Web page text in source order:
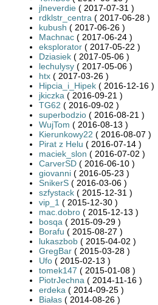
jlneverdie ( 2017-07-31 )
rdklstr_centra ( 2017-06-28 )
kubush ( 2017-06-26 )
Machnac ( 2017-06-24 )
eksplorator ( 2017-05-22 )
Dziasiek ( 2017-05-06 )
lechulysy ( 2017-05-06 )
htx ( 2017-03-26 )
Hipcia_i_Hipek ( 2016-12-16 )
jkiczka ( 2016-09-21 )
TG62 ( 2016-09-02 )
superbodzio ( 2016-08-21 )
WujTom ( 2016-08-13 )
Kierunkowy22 ( 2016-08-07 )
Pirat z Helu ( 2016-07-14 )
maciek_slon ( 2016-07-02 )
CarverSD ( 2016-06-10 )
giovanni ( 2016-05-23 )
SnikerS ( 2016-03-06 )
szfystack ( 2015-12-31 )
vip_1 ( 2015-12-30 )
mac.dobro ( 2015-12-13 )
bosqa ( 2015-09-29 )
Borafu ( 2015-08-27 )
lukaszbob ( 2015-04-02 )
GregBar ( 2015-03-28 )
Ufo ( 2015-02-13 )
tomek147 ( 2015-01-08 )
PiotrJechna ( 2014-11-16 )
erdeka ( 2014-09-25 )
Białas ( 2014-08-26 )